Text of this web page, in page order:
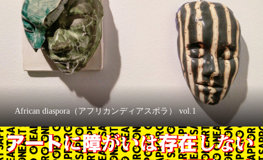
African diaspora（アフリカンディアスポラ） vol.1